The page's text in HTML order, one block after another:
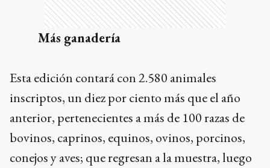
Más ganadería
Esta edición contará con 2.580 animales
inscriptos, un diez por ciento más que el año
anterior, pertenecientes a más de 100 razas de
bovinos, caprinos, equinos, ovinos, porcinos,
conejos y aves; que regresan a la muestra, luego